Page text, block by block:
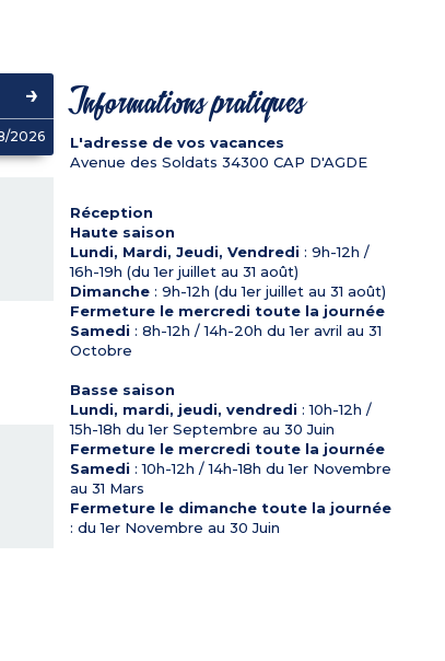
2026
Informations pratiques
L'adresse de vos vacances
Avenue des Soldats 34300 CAP D'AGDE
Réception
Haute saison
Lundi, Mardi, Jeudi, Vendredi : 9h-12h /
16h-19h (du 1er juillet au 31 août)
Dimanche : 9h-12h (du 1er juillet au 31 août)
Fermeture le mercredi toute la journée
Samedi : 8h-12h / 14h-20h du 1er avril au 31
Octobre
Basse saison
Lundi, mardi, jeudi, vendredi : 10h-12h /
15h-18h du 1er Septembre au 30 Juin
Fermeture le mercredi toute la journée
Samedi : 10h-12h / 14h-18h du 1er Novembre
au 31 Mars
Fermeture le dimanche toute la journée
: du 1er Novembre au 30 Juin